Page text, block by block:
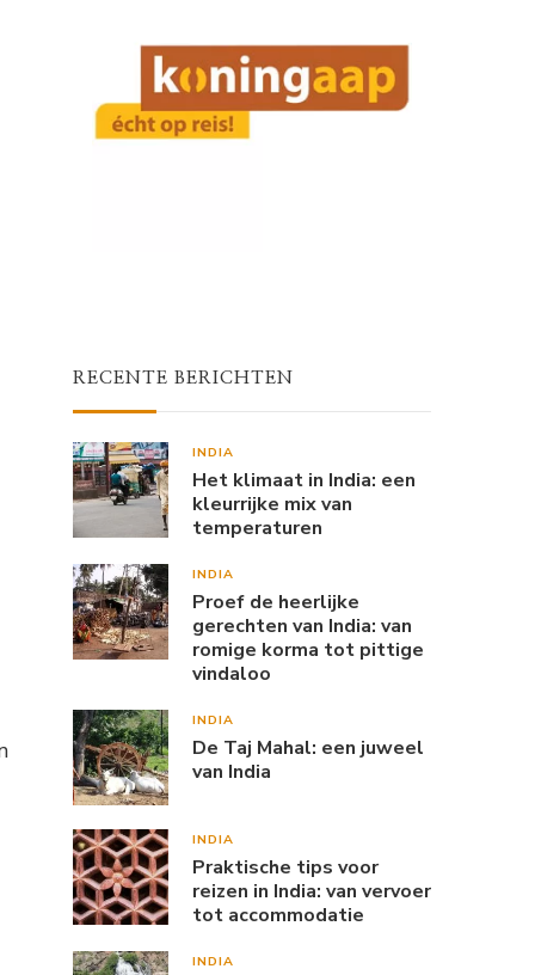
RECENTE BERICHTEN
INDIA
Het klimaat in India: een
kleurrijke mix van
temperaturen
INDIA
Proef de heerlijke
gerechten van India: van
romige korma tot pittige
vindaloo
INDIA
De Taj Mahal: een juweel
van India
INDIA
Praktische tips voor
reizen in India: van vervoer
tot accommodatie
INDIA